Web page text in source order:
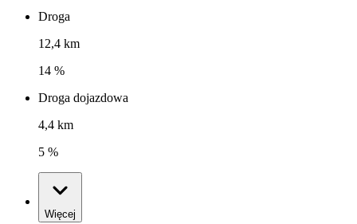
Droga
12,4 km
14 %
Droga dojazdowa
4,4 km
5 %
Więcej